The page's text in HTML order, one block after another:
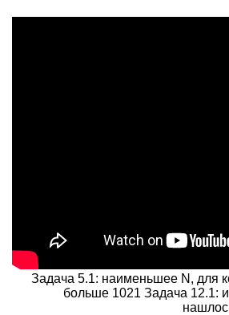
Задача 5.1: наименьшее N, для
больше 1021 Задача 12.1: